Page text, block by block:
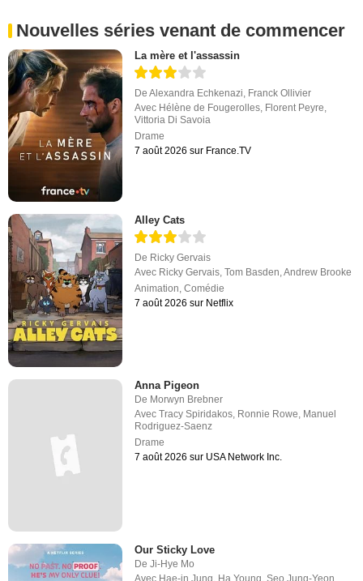
Nouvelles séries venant de commencer
La mère et l'assassin
DeAlexandra Echkenazi, Franck Ollivier
Avec Hélène de Fougerolles, Florent Peyre,
Vittoria Di Savoia
Drame
7 août 2026 sur France.TV
Alley Cats
De Ricky Gervais
Avec Ricky Gervais,Tom Basden,Andrew Brooke
Animation,Comédie
7 août 2026 sur Netflix
Anna Pigeon
De Morwyn Brebner
AvecTracy Spiridakos Ronnie Rowe Manuel
Rodriguez-Saenz
Drame
7 août 2026 sur USA Network Inc.
Our Sticky Love
DeJi-Hye Mo
Avec Hae-in Jung, Ha Young,Seo Jung-Yeon